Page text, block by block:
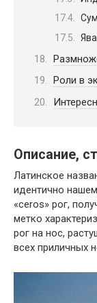
Роли в
Описание,
Латинское
идентично
«ceros» рог,
метко
рог на нос,
всех приличных